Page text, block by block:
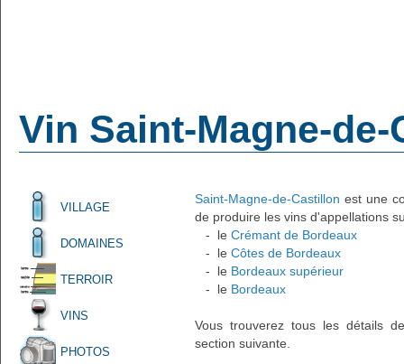
Vin Saint-Magne-
VILLAGE
DOMAINES
TERROIR
VINS
PHOTOS
Saint-Magne-de-Castillon est une
de produire les vins d'appellations
- le Crémant de Bordeaux
- le Côtes de Bordeaux
- le Bordeaux supérieur
- le Bordeaux
Vous trouverez tous les détails
section suivante.